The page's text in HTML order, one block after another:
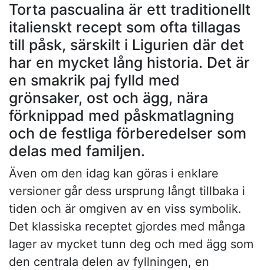
Torta pascualina är ett traditionellt
italienskt recept som ofta tillagas
till påsk, särskilt i Ligurien där det
har en mycket lång historia. Det är
en smakrik paj fylld med
grönsaker, ost och ägg, nära
förknippad med påskmatlagning
och de festliga förberedelser som
delas med familjen.
Även om den idag kan göras i enklare
versioner går dess ursprung långt tillbaka i
tiden och är omgiven av en viss symbolik.
Det klassiska receptet gjordes med många
lager av mycket tunn deg och med ägg som
den centrala delen av fyllningen, en